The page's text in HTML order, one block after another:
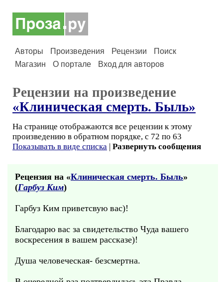
Авторы Произведения Рецензии
Поиск
Магазин
О портале Вход для авторов
Рецензии на произведение
«Клиническая смерть. Быль»
На странице отображаются все рецензии к этому
произведению в обратном порядке, с 72 по 63
Показывать в виде списка | Развернуть сообщения
Рецензия на «Клиническая смерть. Быль»
(Гарбуз Ким)
Гарбуз Ким приветсвую вас)!
Благодарю вас за свидетельство Чуда вашего
воскресения в вашем рассказе)!
Душа человеческая- безсмертна.